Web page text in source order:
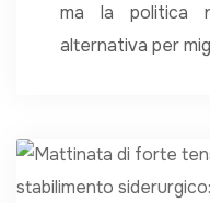
ma la politica
alternativa per